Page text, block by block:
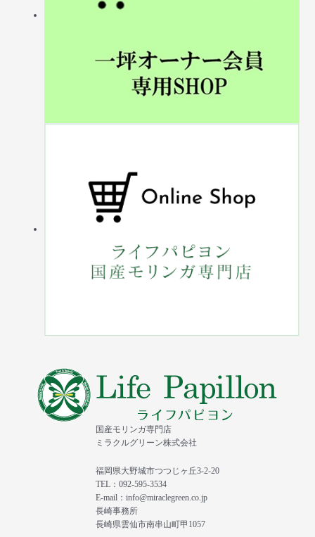
国産モリンガ専門店
ミラクルグリーン株式会社
福岡県大野城市つつじヶ丘3-2-20
TEL：092-595-3534
E-mail：info@miraclegreen.co.jp
長崎事務所
長崎県雲仙市南串山町甲1057